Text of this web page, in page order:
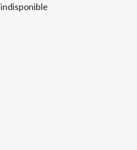
indisponible